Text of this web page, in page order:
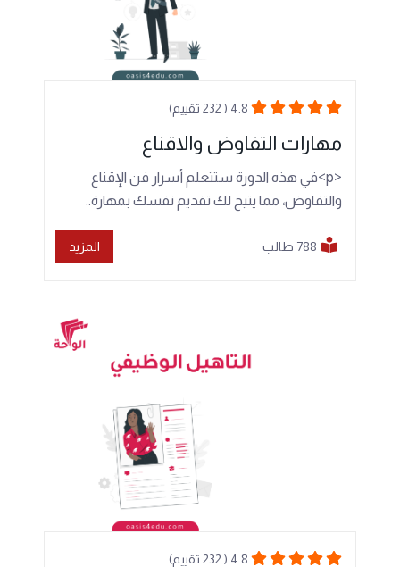
4.8 ( 232 تقييم)
مهارات التفاوض والاقناع
<p>في هذه الدورة ستتعلم أسرار فن الإقناع
والتفاوض، مما يتيح لك تقديم نفسك بمهارة..
788 طالب المزيد
4.8 ( 232 تقييم)